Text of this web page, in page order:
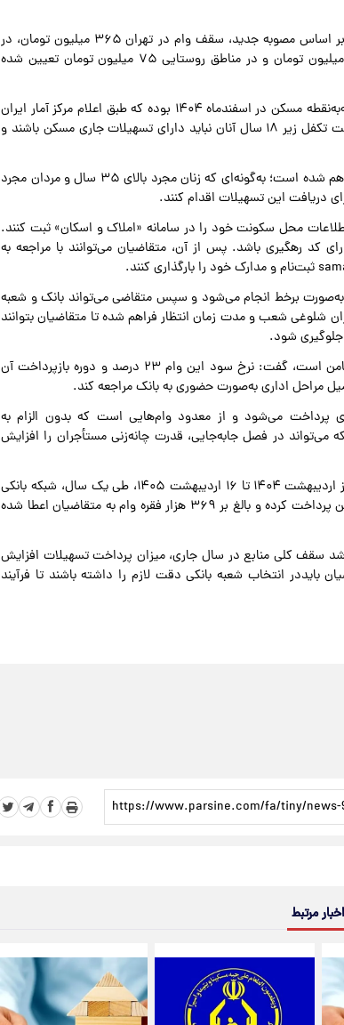
وی با اشاره به افزایش سقف فردی این تسهیلات افزود: بر اساس مصوبه جدید، سقف وام در تهران ۳۶۵ میلیون تومان، در
مراکز استان‌ها ۲۸۰ میلیون تومان، در سایر شهرها ۱۸۵ میلیون تومان و در مناطق روستایی ۷۵ میلیون تومان تعیین شده
مسعودی خاطرنشان کرد: مبنای این افزایش، نرخ تورم نقطه‌به‌نقطه مسکن در اسفندماه ۱۴۰۴ بوده که طبق اعلام مرکز آمار ایران
۳۲.۱ درصد گزارش شده و متقاضیان، همسر و فرزندان تحت تکفل زیر ۱۸ سال آنان نباید دارای تسهیلات جاری مسکن باشند و
مسعودی ادامه داد: امکان ثبت‌نام برای افراد مجرد نیز فراهم شده است؛ به‌گونه‌ای که زنان مجرد بالای ۳۵ سال و مردان مجرد
محل سکونت خود را در سامانه «املاک و اسکان» ثبت کنند.
کد رهگیری باشد. پس از آن، متقاضیان می‌توانند با مراجعه به
استعلام‌های لازم طی ۴۸ تا ۷۲ ساعت به‌صورت برخط انجام می‌شود و سپس متقاضی می‌تواند بانک و شعبه
شلوغی شعب و مدت زمان انتظار فراهم شده تا متقاضیان بتوانند
جلوگیری شود.
مسعودی با تأکید بر اینکه این تسهیلات نیازمند معرفی ضامن است، گفت: نرخ سود این وام ۲۳ درصد و دوره بازپرداخت آن
مراحل اداری به‌صورت حضوری به بانک مراجعه کند.
پرداخت می‌شود و از معدود وام‌هایی است که بدون الزام به
می‌تواند در فصل جابه‌جایی، قدرت چانه‌زنی مستأجران را افزایش
مسعودی در پایان با اشاره به عملکرد سال گذشته گفت: از اردیبهشت ۱۴۰۴ تا ۱۶ اردیبهشت ۱۴۰۵، طی یک سال، شبکه بانکی
کشور بیش از ۷۱ هزار میلیارد تومان تسهیلات ودیعه مسکن پرداخت کرده و بالغ بر ۳۶۹ هزار فقره وام به متقاضیان اعطا شده
سقف کلی منابع در سال جاری، میزان پرداخت تسهیلات افزایش
بایددر انتخاب شعبه بانکی دقت لازم را داشته باشند تا فرآیند
اخبار مرتبط